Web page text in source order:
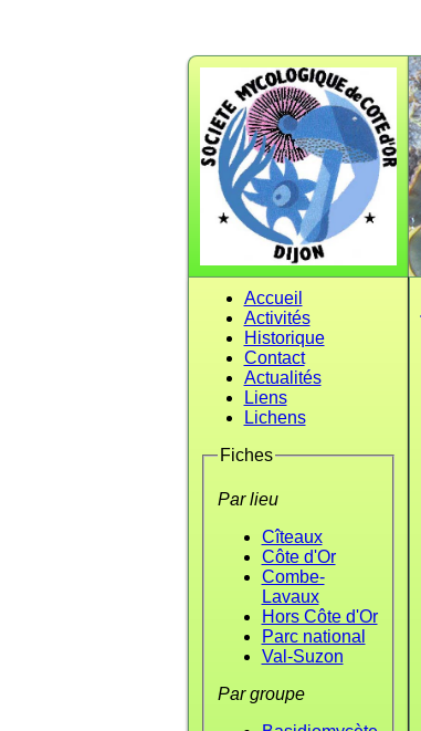
Accueil
Activités
Historique
Contact
Actualités
Liens
Lichens
Fiches
Par lieu
Cîteaux
Côte d'Or
Combe-
Lavaux
Hors Côte d'Or
Parc national
Val-Suzon
Par groupe